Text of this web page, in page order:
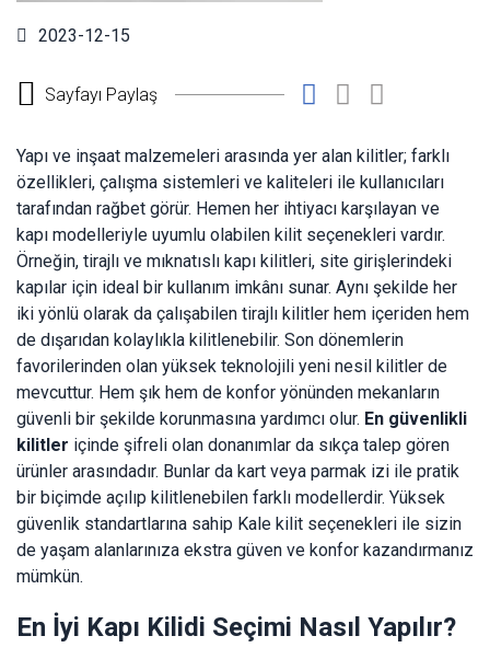
2023-12-15
Sayfayı Paylaş
Yapı ve inşaat malzemeleri arasında yer alan kilitler; farklı
özellikleri, çalışma sistemleri ve kaliteleri ile kullanıcıları
tarafından rağbet görür. Hemen her ihtiyacı karşılayan ve
kapı modelleriyle uyumlu olabilen kilit seçenekleri vardır.
Örneğin, tirajlı ve mıknatıslı kapı kilitleri, site girişlerindeki
kapılar için ideal bir kullanım imkânı sunar. Aynı şekilde her
iki yönlü olarak da çalışabilen tirajlı kilitler hem içeriden hem
de dışarıdan kolaylıkla kilitlenebilir. Son dönemlerin
favorilerinden olan yüksek teknolojili yeni nesil kilitler de
mevcuttur. Hem şık hem de konfor yönünden mekanların
güvenli bir şekilde korunmasına yardımcı olur. En güvenlikli
kilitler içinde şifreli olan donanımlar da sıkça talep gören
ürünler arasındadır. Bunlar da kart veya parmak izi ile pratik
bir biçimde açılıp kilitlenebilen farklı modellerdir. Yüksek
güvenlik standartlarına sahip Kale kilit seçenekleri ile sizin
de yaşam alanlarınıza ekstra güven ve konfor kazandırmanız
mümkün.
En İyi Kapı Kilidi Seçimi Nasıl Yapılır?